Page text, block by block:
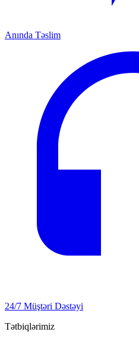
Anında Təslim
24/7 Müştəri Dəstəyi
Tətbiqlərimiz